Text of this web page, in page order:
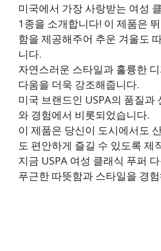
미국에서 가장 사랑받는 여성
1종을 소개합니다! 이 제품은
함을 제공해주어 추운 겨울도
니다.
자연스러운 스타일과 훌륭한
다움을 더욱 강조해줍니다.
미국 브랜드인 USPA의 품질과
와 경험에서 비롯되었습니다.
이 제품은 당신이 도시에서도
도 편안하게 즐길 수 있도록 제
지금 USPA 여성 클래식 푸퍼
푸근한 따뜻함과 스타일을 경